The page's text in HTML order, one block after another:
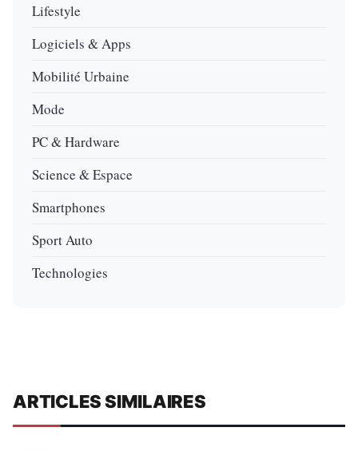
Lifestyle
Logiciels & Apps
Mobilité Urbaine
Mode
PC & Hardware
Science & Espace
Smartphones
Sport Auto
Technologies
ARTICLES SIMILAIRES